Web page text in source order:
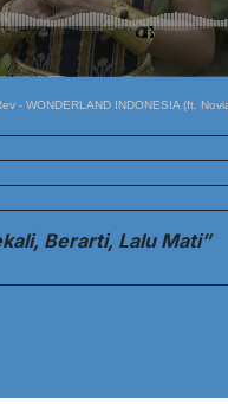
- WONDERLAND INDONESIA (ft.
Berarti, Lalu Mati”